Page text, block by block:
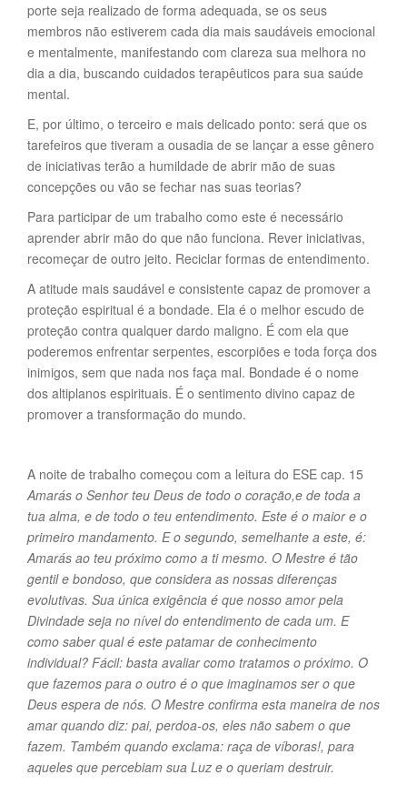
porte seja realizado de forma adequada, se os seus
membros não estiverem cada dia mais saudáveis emocional
e mentalmente, manifestando com clareza sua melhora no
dia a dia, buscando cuidados terapêuticos para sua saúde
mental.
E, por último, o terceiro e mais delicado ponto: será que os
tarefeiros que tiveram a ousadia de se lançar a esse gênero
de iniciativas terão a humildade de abrir mão de suas
concepções ou vão se fechar nas suas teorias?
Para participar de um trabalho como este é necessário
aprender abrir mão do que não funciona. Rever iniciativas,
recomeçar de outro jeito. Reciclar formas de entendimento.
A atitude mais saudável e consistente capaz de promover a
proteção espiritual é a bondade. Ela é o melhor escudo de
proteção contra qualquer dardo maligno. É com ela que
poderemos enfrentar serpentes, escorpiões e toda força dos
inimigos, sem que nada nos faça mal. Bondade é o nome
dos altiplanos espirituais. É o sentimento divino capaz de
promover a transformação do mundo.
A noite de trabalho começou com a leitura do ESE cap. 15
Amarás o Senhor teu Deus de todo o coração,e de toda a
tua alma, e de todo o teu entendimento. Este é o maior e o
primeiro mandamento. E o segundo, semelhante a este, é:
Amarás ao teu próximo como a ti mesmo. O Mestre é tão
gentil e bondoso, que considera as nossas diferenças
evolutivas. Sua única exigência é que nosso amor pela
Divindade seja no nível do entendimento de cada um. E
como saber qual é este patamar de conhecimento
individual? Fácil: basta avaliar como tratamos o próximo. O
que fazemos para o outro é o que imaginamos ser o que
Deus espera de nós. O Mestre confirma esta maneira de nos
amar quando diz: pai, perdoa-os, eles não sabem o que
fazem. Também quando exclama: raça de víboras!, para
aqueles que percebiam sua Luz e o queriam destruir.